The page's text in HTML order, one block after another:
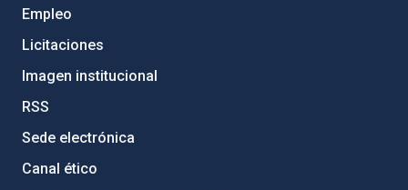
Empleo
Licitaciones
Imagen institucional
RSS
Sede electrónica
Canal ético